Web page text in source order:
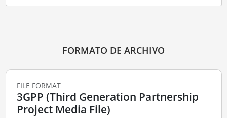
FORMATO DE ARCHIVO
FILE FORMAT
3GPP (Third Generation Partnership
Project Media File)